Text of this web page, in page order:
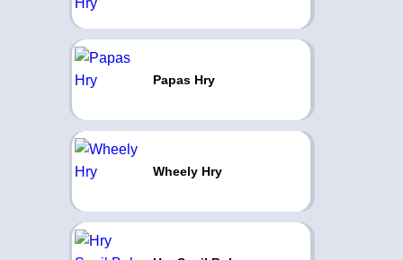
Papas Hry
Wheely Hry